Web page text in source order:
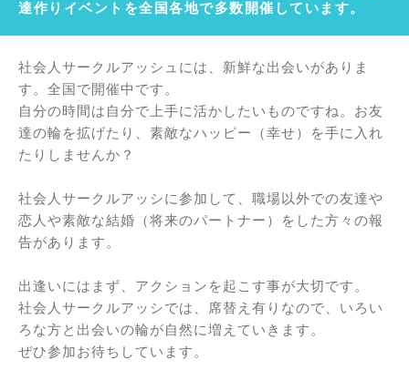
達作りイベントを全国各地で多数開催しています。
社会人サークルアッシュには、新鮮な出会いがありま
す。全国で開催中です。
自分の時間は自分で上手に活かしたいものですね。お友
達の輪を拡げたり、素敵なハッピー（幸せ）を手に入れ
たりしませんか？
社会人サークルアッシに参加して、職場以外での友達や
恋人や素敵な結婚（将来のパートナー）をした方々の報
告があります。
出逢いにはまず、アクションを起こす事が大切です。
社会人サークルアッシでは、席替え有りなので、いろい
ろな方と出会いの輪が自然に増えていきます。
ぜひ参加お待ちしています。